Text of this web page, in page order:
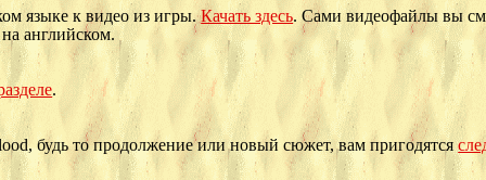
языке к видео из игры.Качать здесь. Сами видеофайлы вы
английском.
.
будь то продолжение или новый сюжет, вам пригодятся